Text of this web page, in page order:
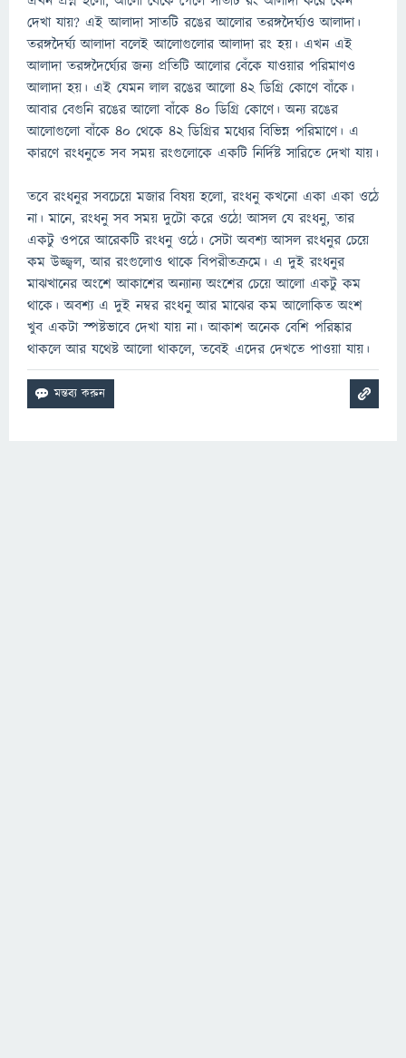
দেখা যায়? এই আলাদা সাতটি রঙের আলোর তরঙ্গদৈর্ঘ্যও আলাদা।
তরঙ্গদৈর্ঘ্য আলাদা বলেই আলোগুলোর আলাদা রং হয়। এখন এই
আলাদা তরঙ্গদৈর্ঘ্যের জন্য প্রতিটি আলোর বেঁকে যাওয়ার পরিমাণও
আলাদা হয়। এই যেমন লাল রঙের আলো ৪২ ডিগ্রি কোণে বাঁকে।
আবার বেগুনি রঙের আলো বাঁকে ৪০ ডিগ্রি কোণে। অন্য রঙের
আলোগুলো বাঁকে ৪০ থেকে ৪২ ডিগ্রির মধ্যের বিভিন্ন পরিমাণে। এ
কারণে রংধনুতে সব সময় রংগুলোকে একটি নির্দিষ্ট সারিতে দেখা যায়।
তবে রংধনুর সবচেয়ে মজার বিষয় হলো, রংধনু কখনো একা একা ওঠে
না। মানে, রংধনু সব সময় দুটো করে ওঠে! আসল যে রংধনু, তার
একটু ওপরে আরেকটি রংধনু ওঠে। সেটা অবশ্য আসল রংধনুর চেয়ে
কম উজ্জ্বল, আর রংগুলোও থাকে বিপরীতক্রমে। এ দুই রংধনুর
মাঝখানের অংশে আকাশের অন্যান্য অংশের চেয়ে আলো একটু কম
থাকে। অবশ্য এ দুই নম্বর রংধনু আর মাঝের কম আলোকিত অংশ
খুব একটা স্পষ্টভাবে দেখা যায় না। আকাশ অনেক বেশি পরিষ্কার
থাকলে আর যথেষ্ট আলো থাকলে, তবেই এদের দেখতে পাওয়া যায়।